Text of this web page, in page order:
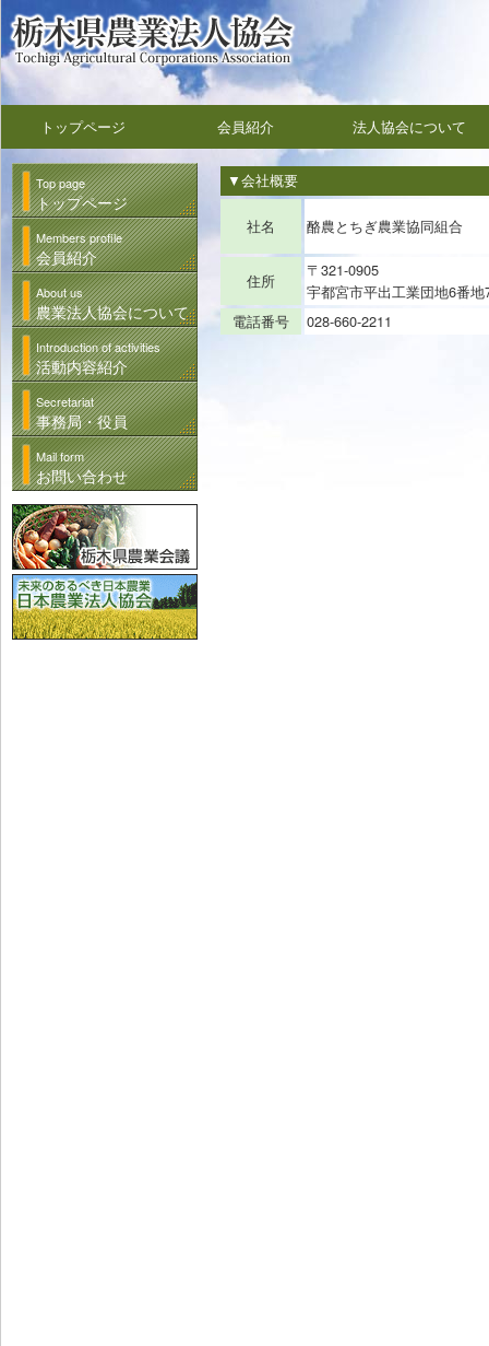
トップページ 会員紹介 法人協会について
Top page
トップページ
Members profile
会員紹介
About us
農業法人協会について
Introduction of activities
活動内容紹介
Secretariat
事務局・役員
Mail form
お問い合わせ
▼会社概要
社名 酪農とちぎ農業協同組合
住所
〒321-0905
宇都宮市平出工業団地6番地
電話番号
028-660-2211